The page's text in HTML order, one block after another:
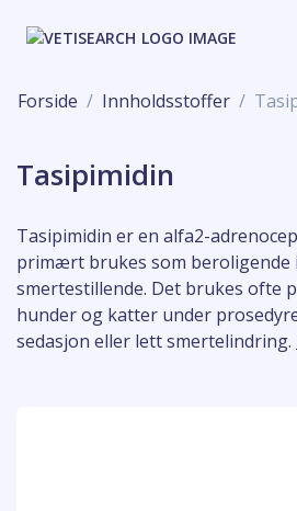
Forside Innholdsstoffer
Tasipimidin
Tasipimidin er en alfa2-
primært brukes som beroligende
smertestillende. Det brukes ofte
hunder og katter under
sedasjon eller lett smertelindring.